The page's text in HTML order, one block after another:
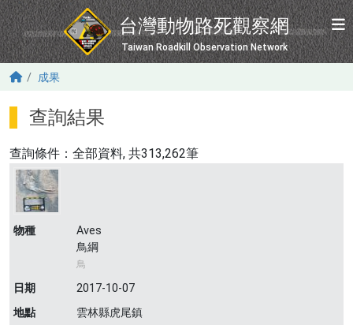
移至主內容
台灣動物路死觀察網
Taiwan Roadkill Observation Network
成果
查詢結果
查詢條件： 全部資料, 共313,262筆
物種
Aves
鳥綱
鳥
日期
2017-10-07
地點
雲林縣虎尾鎮